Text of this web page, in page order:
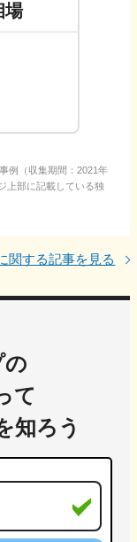
場
例（収集期間：2021年
上部に記載している独
関する記事を見る
の
て
知ろう